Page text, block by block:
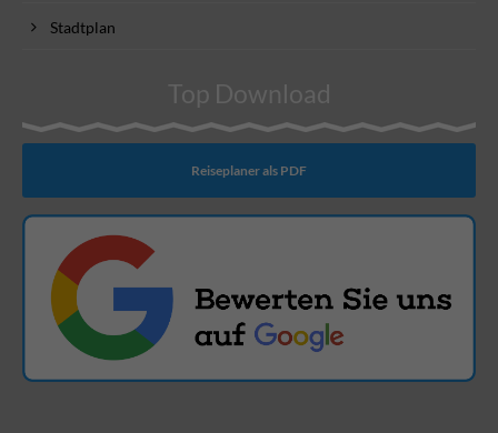
Stadtplan
Top Download
Reiseplaner als PDF